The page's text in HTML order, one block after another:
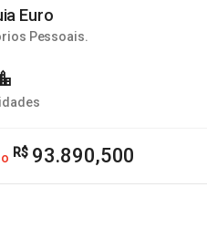
Euro
Pessoais.
93.890,500